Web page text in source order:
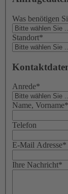
Was benötigen
Standort*
Anrede*
Name, Vorname*
Telefon
E-Mail Adresse*
Ihre Nachricht*